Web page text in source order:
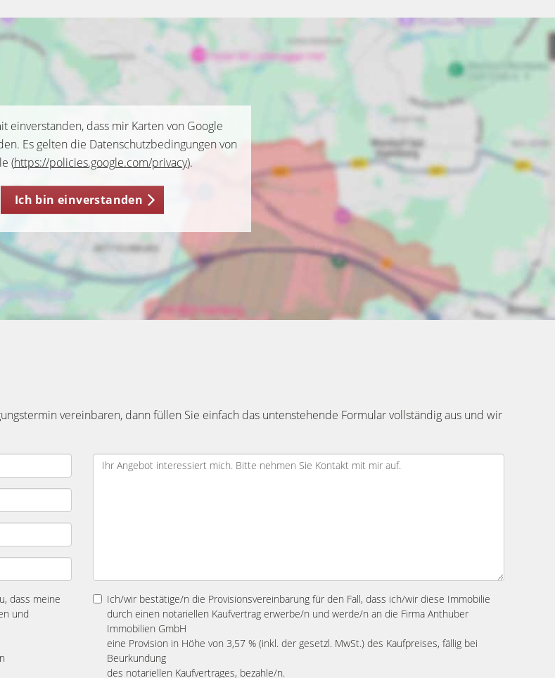
einverstanden, dass mir Karten von Google
Es gelten die Datenschutzbedingungen von
(https://policies.google.com/privacy).
Ich bin einverstanden
vereinbaren, dann füllen Sie einfach das untenstehende Formular vollständig aus und wir
dass meine
und
Ich/wir bestätige/n die Provisionsvereinbarung für den Fall, dass ich/wir diese Immobilie
durch einen notariellen Kaufvertrag erwerbe/n und werde/n an die Firma Anthuber
Immobilien GmbH
eine Provision in Höhe von 3,57 % (inkl. der gesetzl. MwSt.) des Kaufpreises, fällig bei
Beurkundung
des notariellen Kaufvertrages, bezahle/n.